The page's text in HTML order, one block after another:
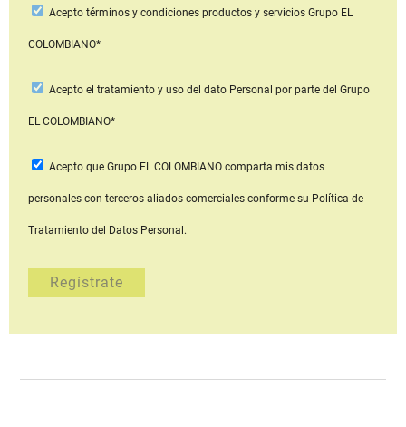
Aceptotérminos y condiciones productos y serviciosGrupo EL
COLOMBIANO*
Acepto el tratamiento y uso del dato Personal por parte del Grupo
EL COLOMBIANO*
Acepto que Grupo EL COLOMBIANOcomparta mis datos
personales con terceros aliados comerciales conforme su Política de
Tratamiento del Datos Personal.